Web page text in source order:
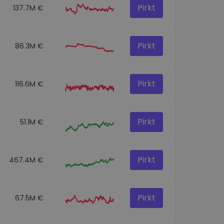
137.7M € Pirkt
86.3M € Pirkt
116.6M € Pirkt
51.1M € Pirkt
467.4M € Pirkt
67.5M € Pirkt